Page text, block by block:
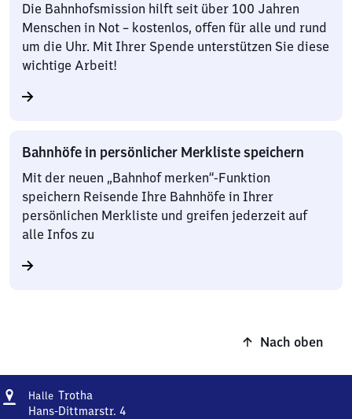
Die Bahnhofsmission hilft seit über 100 Jahren
Menschen in Not – kostenlos, offen für alle und rund
um die Uhr. Mit Ihrer Spende unterstützen Sie diese
wichtige Arbeit!
Bahnhöfe in persönlicher Merkliste speichern
Mit der neuen „Bahnhof merken“-Funktion
speichern Reisende Ihre Bahnhöfe in Ihrer
persönlichen Merkliste und greifen jederzeit auf
alle Infos zu
Nach oben
Adresse
Halle Trotha
Trotha
Hans-Dittmarstr. 4